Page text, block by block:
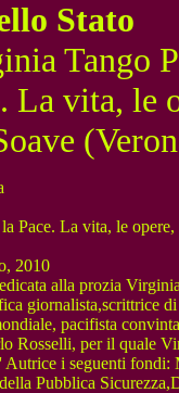
Stato
Tango
. La vita, le
Pace. La vita, le opere,
2010
alla prozia
giornalista,scrittrice
pacifista
Rosselli, per il quale
Autrice i seguenti
Pubblica